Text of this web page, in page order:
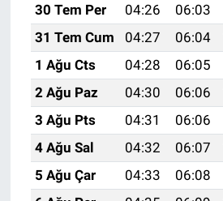
30 Tem Per
04:26 06:03
31 Tem Cum
04:27 06:04
1 Ağu Cts
04:28 06:05
2 Ağu Paz
04:30 06:06
3 Ağu Pts
04:31 06:06
4 Ağu Sal
04:32 06:07
5 Ağu Çar
04:33 06:08